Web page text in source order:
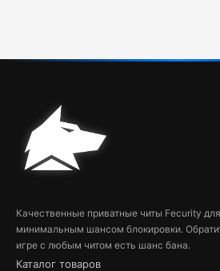
Качественные приватные читы Fecurity
минимальным шансом блокировки.
игре с любым читом есть шанс бана.
Каталог товаров